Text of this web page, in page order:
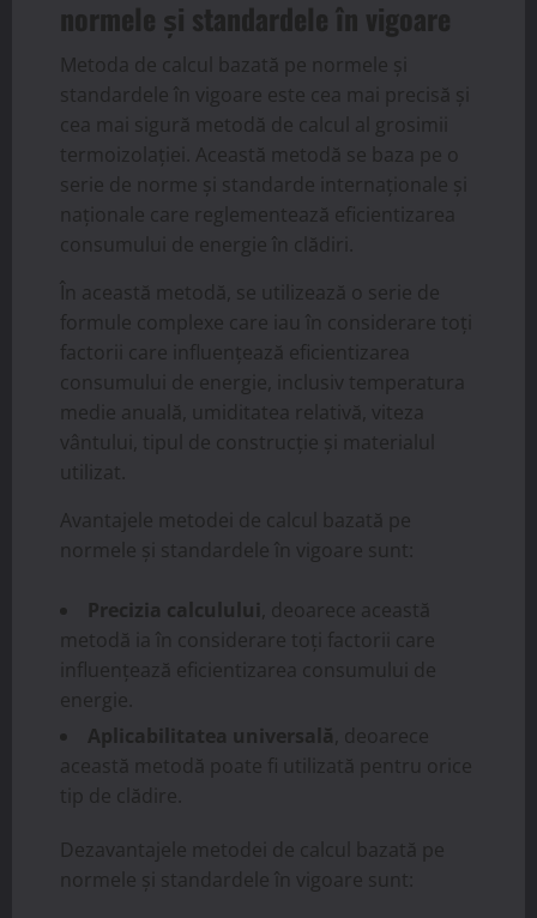
normele și standardele în vigoare
Metoda de calcul bazată pe normele și
standardele în vigoare este cea mai precisă și
cea mai sigură metodă de calcul al grosimii
termoizolației. Această metodă se baza pe o
serie de norme și standarde internaționale și
naționale care reglementează eficientizarea
consumului de energie în clădiri.
În această metodă, se utilizează o serie de
formule complexe care iau în considerare toți
factorii care influențează eficientizarea
consumului de energie, inclusiv temperatura
medie anuală, umiditatea relativă, viteza
vântului, tipul de construcție și materialul
utilizat.
Avantajele metodei de calcul bazată pe
normele și standardele în vigoare sunt:
Precizia calculului, deoarece această
metodă ia în considerare toți factorii care
influențează eficientizarea consumului de
energie.
Aplicabilitatea universală, deoarece
această metodă poate fi utilizată pentru orice
tip de clădire.
Dezavantajele metodei de calcul bazată pe
normele și standardele în vigoare sunt: